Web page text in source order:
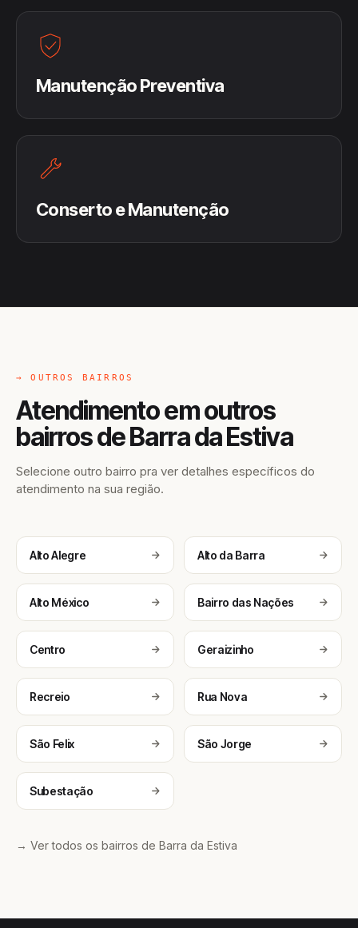
Manutenção Preventiva
Conserto e Manutenção
→ OUTROS BAIRROS
Atendimento em outros
bairros de Barra da Estiva
Selecione outro bairro pra ver detalhes específicos do
atendimento na sua região.
Alto Alegre Alto da Barra
Alto México Bairro das Nações
Centro Geraizinho
Recreio Rua Nova
São Felix São Jorge
Subestação
→ Ver todos os bairros de Barra da Estiva